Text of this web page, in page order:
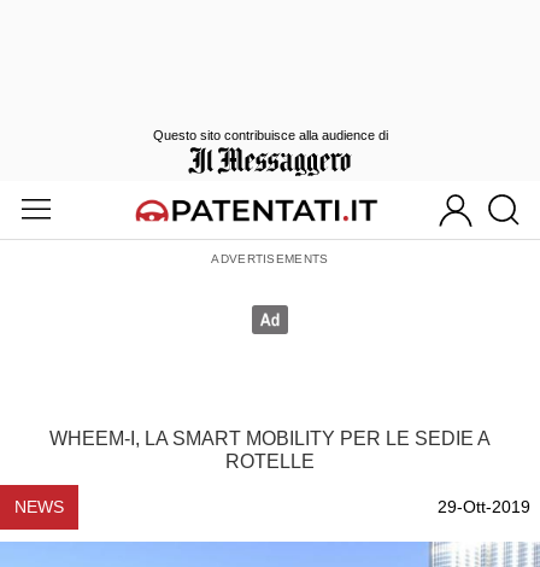
WHEEM-I, LA SMART MOBILITY PER LE SEDIE A
ROTELLE
NEWS 29-Ott-2019
Questo sito contribuisce alla audience di